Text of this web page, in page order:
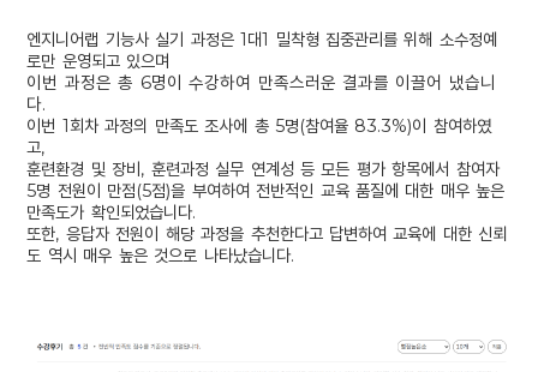
엔지니어랩 기능사 실기 과정은 1대1 밀착형 집중관리를 위해 소수정예
로만 운영되고 있으며
이번 과정은 총 6명이 수강하여 만족스러운 결과를 이끌어 냈습니
다.
이번 1회차 과정의 만족도 조사에 총 5명(참여율 83.3%)이 참여하였
고,
훈련환경 및 장비, 훈련과정 실무 연계성 등 모든 평가 항목에서 참여자
5명 전원이 만점(5점)을 부여하여 전반적인 교육 품질에 대한 매우 높은
만족도가 확인되었습니다.
또한, 응답자 전원이 해당 과정을 추천한다고 답변하여 교육에 대한 신뢰
도 역시 매우 높은 것으로 나타났습니다.